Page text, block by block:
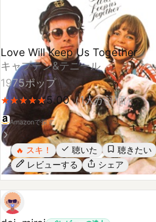
Love Will Keep Us Together
キャプテン&テニール
1975ポップ
★
★★
★★
★★
★★
★5.00（ 1人が評価）
Amazonで探す
スキ！ 聴いた 聴きたい
レビューする シェア
dai_mirai
2026-05-18